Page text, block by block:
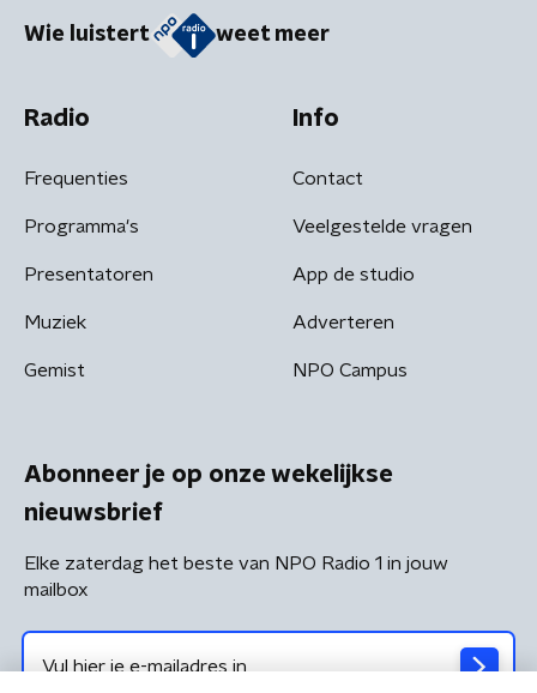
Wie luistert weet meer
Radio
Frequenties
Programma's
Presentatoren
Muziek
Gemist
Info
Contact
Veelgestelde vragen
App de studio
Adverteren
NPO Campus
Abonneer je op onze wekelijkse
nieuwsbrief
Elke zaterdag het beste van NPO Radio 1 in jouw
mailbox